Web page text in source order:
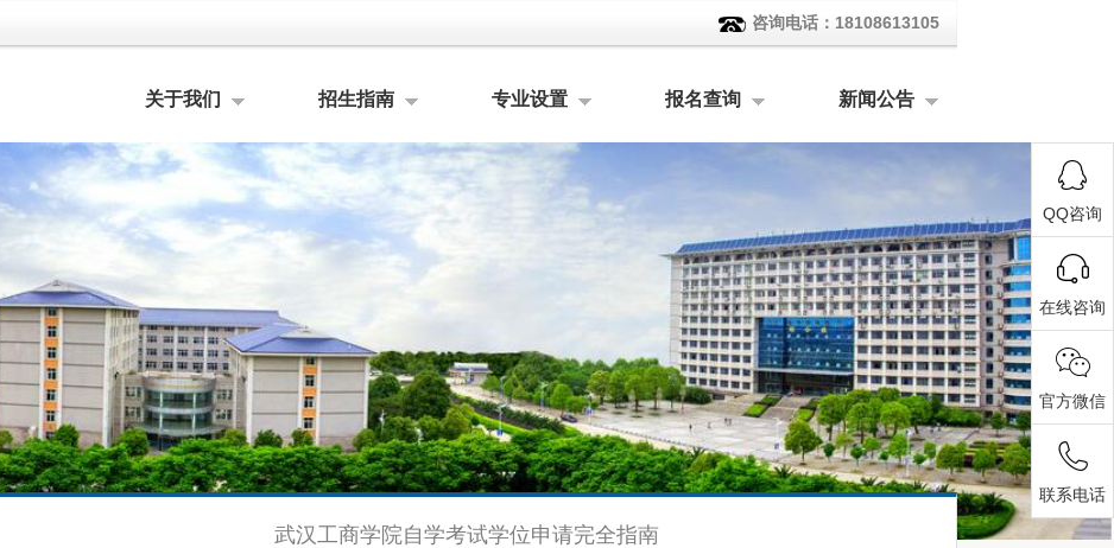
咨询电话：18108613105
关于我们 招生指南 专业设置 报名查询 新闻公告
武汉工商学院自学考试学位申请完全指南
QQ咨询
在线咨询
官方微信
联系电话